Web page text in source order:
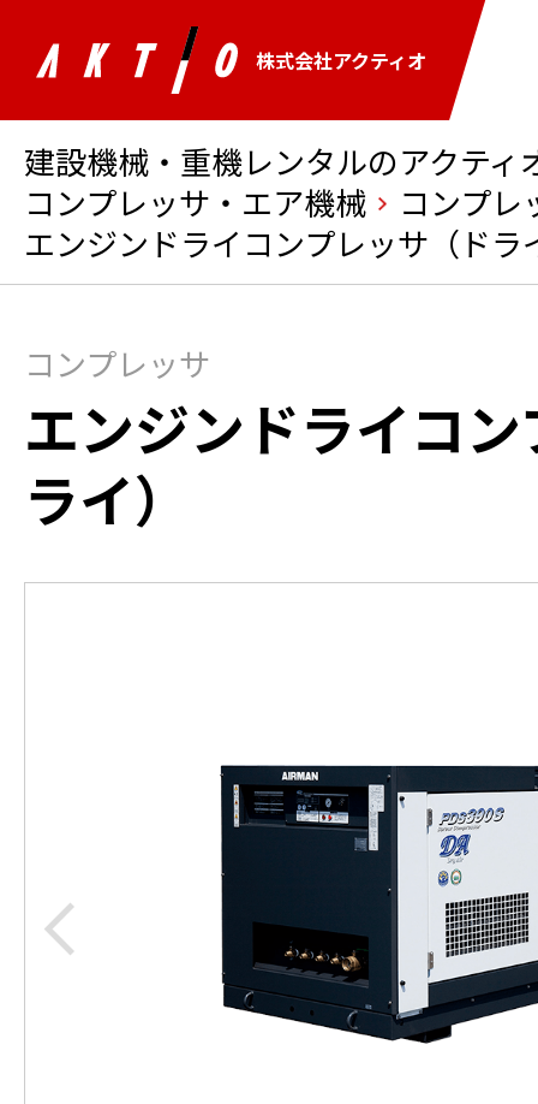
株式会社アクティオ
建設機械・重機レンタルのアクティ
コンプレッサ・エア機械
コンプレ
エンジンドライコンプレッサ（ドラ
コンプレッサ
エンジンドライコ
ライ）